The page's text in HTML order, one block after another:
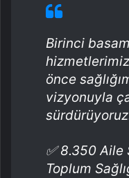
Birinci
önce
vizyonuyla
✅ 8.350 Aile
Toplum